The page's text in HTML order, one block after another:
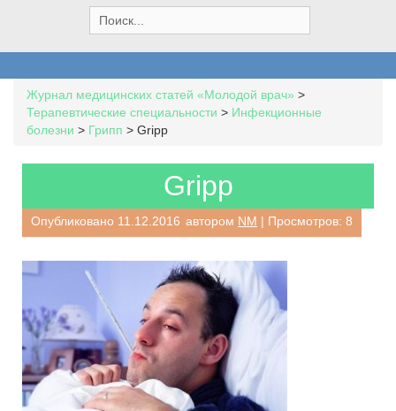
e
a
h
f
o
Журнал медицинских статей «Молодой врач» >
Терапевтические специальности > Инфекционные
болезни > Грипп > Gripp
Gripp
Опубликовано 11.12.2016 автором NM | Просмотров: 8